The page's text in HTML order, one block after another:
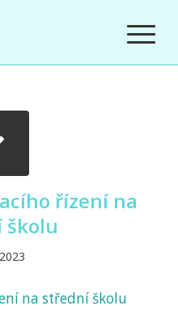
řízení na
školu
na střední školu